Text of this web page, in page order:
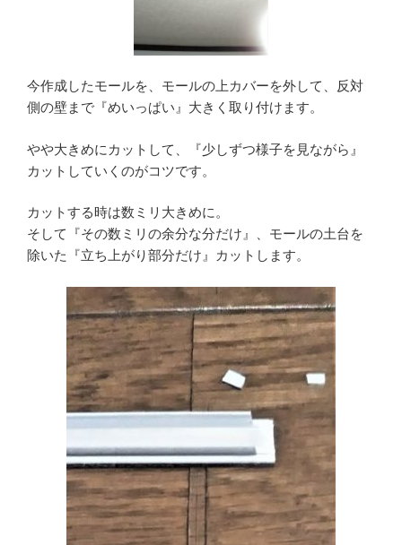
今作成したモールを、モールの上カバーを外して、反対
側の壁まで『めいっぱい』大きく取り付けます。
やや大きめにカットして、『少しずつ様子を見ながら』
カットしていくのがコツです。
カットする時は数ミリ大きめに。
そして『その数ミリの余分な分だけ』、モールの土台を
除いた『立ち上がり部分だけ』カットします。